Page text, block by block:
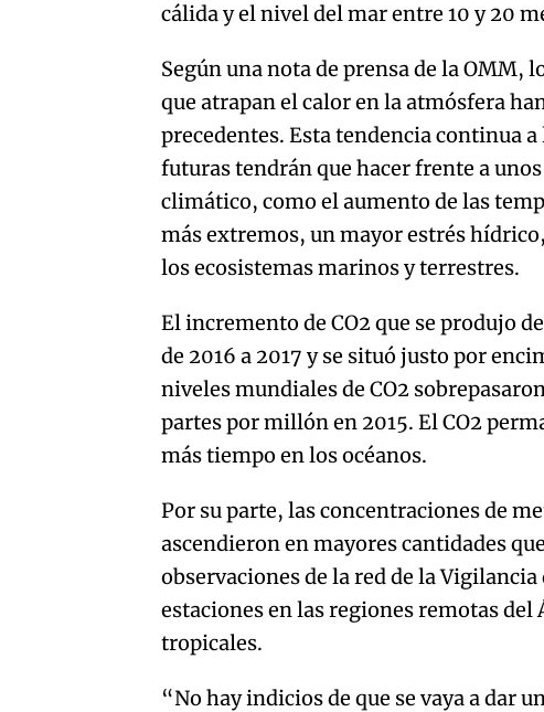
cálida y el nivel del mar entre 10 y 20
Según una nota de prensa de la OMM,
que atrapan el calor en la atmósfera
precedentes. Esta tendencia continua
futuras tendrán que hacer frente a
climático, como el aumento de las
más extremos, un mayor estrés
los ecosistemas marinos y terrestres.
El incremento de CO2 que se produjo
de 2016 a 2017 y se situó justo por
niveles mundiales de CO2
partes por millón en 2015. El CO2
más tiempo en los océanos.
Por su parte, las concentraciones de
ascendieron en mayores cantidades
observaciones de la red de la
estaciones en las regiones remotas
tropicales.
“No hay indicios de que se vaya a dar